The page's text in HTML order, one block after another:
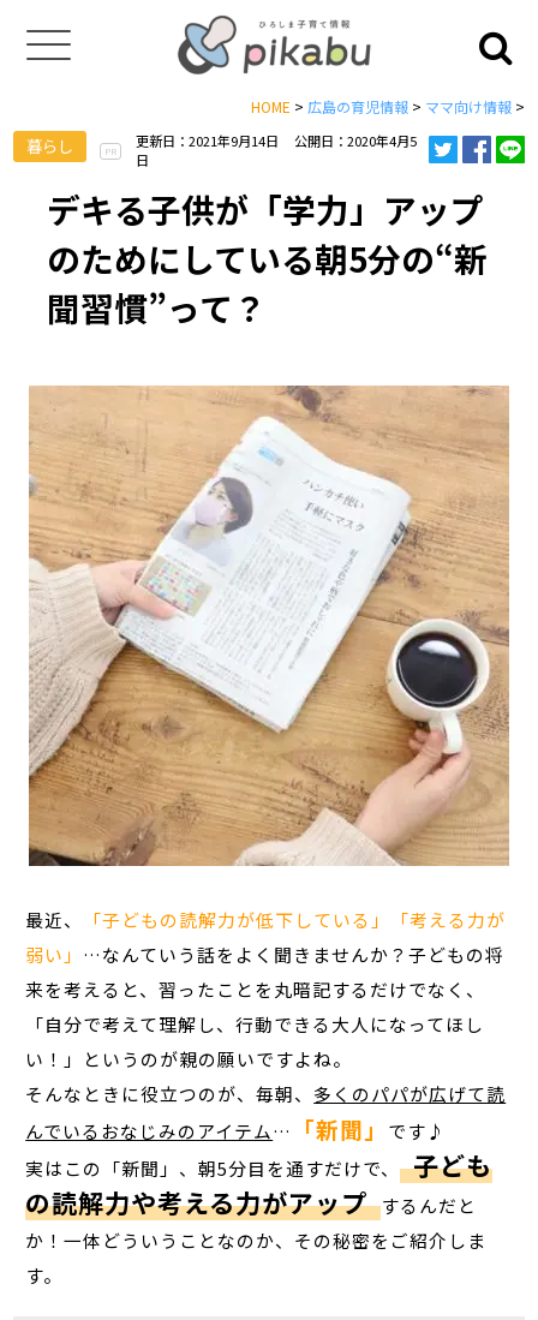
HOME > 広島の育児情報> ママ向け情報>
暮らし PR
更新日：2021年9月14日
公開日：2020年4月5
日
デキる子供が「学力」アップ
のためにしている朝5分の“新
聞習慣”って？
最近、
「子どもの読解力が低下している」「考える力が
弱い」 …なんていう話をよく聞きませんか？子どもの将
来を考えると、習ったことを丸暗記するだけでなく、
「自分で考えて理解し、行動できる大人になってほし
い！」というのが親の願いですよね。
そんなときに役立つのが、毎朝、 多くのパパが広げて読
んでいるおなじみのアイテム… 「新聞」
です♪
実はこの「新聞」、朝5分目を通すだけで、 子ども
の読解力や考える力がアップ するんだと
か！一体どういうことなのか、その秘密をご紹介しま
す。